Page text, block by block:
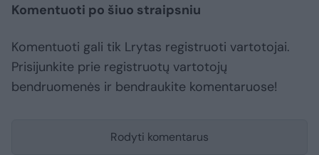
Komentuoti po šiuo straipsniu
Komentuoti gali tik Lrytas registruoti vartotojai.
Prisijunkite prie registruotų vartotojų
bendruomenės ir bendraukite komentaruose!
Rodyti komentarus